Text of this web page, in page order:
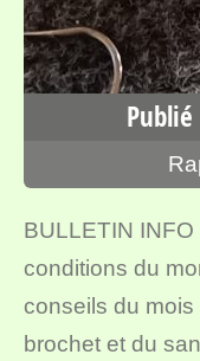
Publié
BULLETIN
conditions du
conseils du
brochet et du